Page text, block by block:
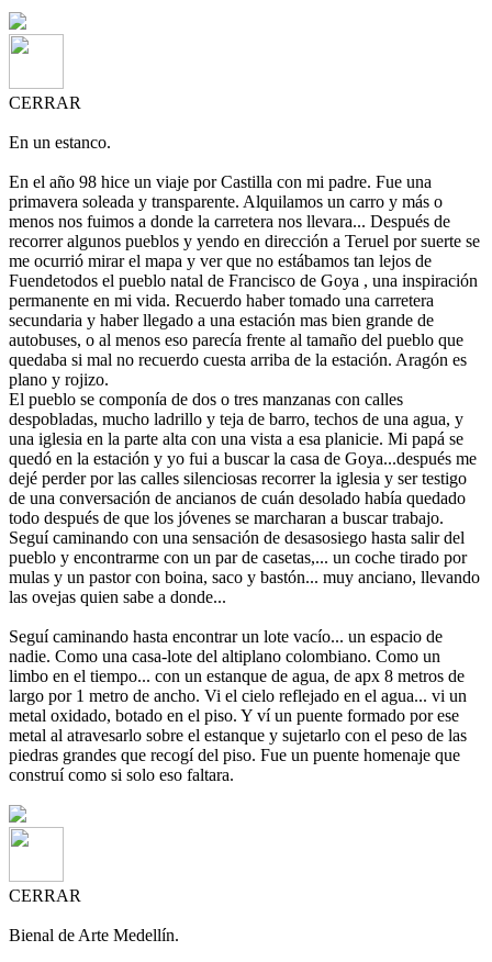
CERRAR
En un estanco.
En el año 98 hice un viaje por Castilla con mi padre. Fue una
primavera soleada y transparente. Alquilamos un carro y más o
menos nos fuimos a donde la carretera nos llevara... Después de
recorrer algunos pueblos y yendo en dirección a Teruel por suerte se
me ocurrió mirar el mapa y ver que no estábamos tan lejos de
Fuendetodos el pueblo natal de Francisco de Goya , una inspiración
permanente en mi vida. Recuerdo haber tomado una carretera
secundaria y haber llegado a una estación mas bien grande de
autobuses, o al menos eso parecía frente al tamaño del pueblo que
quedaba si mal no recuerdo cuesta arriba de la estación. Aragón es
plano y rojizo.
El pueblo se componía de dos o tres manzanas con calles
despobladas, mucho ladrillo y teja de barro, techos de una agua, y
una iglesia en la parte alta con una vista a esa planicie. Mi papá se
quedó en la estación y yo fui a buscar la casa de Goya...después me
dejé perder por las calles silenciosas recorrer la iglesia y ser testigo
de una conversación de ancianos de cuán desolado había quedado
todo después de que los jóvenes se marcharan a buscar trabajo.
Seguí caminando con una sensación de desasosiego hasta salir del
pueblo y encontrarme con un par de casetas,... un coche tirado por
mulas y un pastor con boina, saco y bastón... muy anciano, llevando
las ovejas quien sabe a donde...
Seguí caminando hasta encontrar un lote vacío... un espacio de
nadie. Como una casa-lote del altiplano colombiano. Como un
limbo en el tiempo... con un estanque de agua, de apx 8 metros de
largo por 1 metro de ancho. Vi el cielo reflejado en el agua... vi un
metal oxidado, botado en el piso. Y ví un puente formado por ese
metal al atravesarlo sobre el estanque y sujetarlo con el peso de las
piedras grandes que recogí del piso. Fue un puente homenaje que
construí como si solo eso faltara.
CERRAR
Bienal de Arte Medellín.